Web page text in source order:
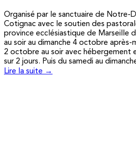
Organisé par le sanctuaire de Notre-
Cotignac avec le soutien des
province ecclésiastique de Marseille
au soir au dimanche 4 octobre après-
2 octobre au soir avec hébergement
sur 2 jours. Puis du samedi au
Lire la suite →